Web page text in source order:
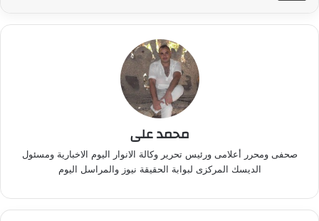
محمد على
صحفى ومحرر أعلامى ورئيس تحرير وكالة الانوار اليوم الاخبارية ومسئول
الديسك المركزى لبوابة الحقيقة نيوز والمراسل اليوم